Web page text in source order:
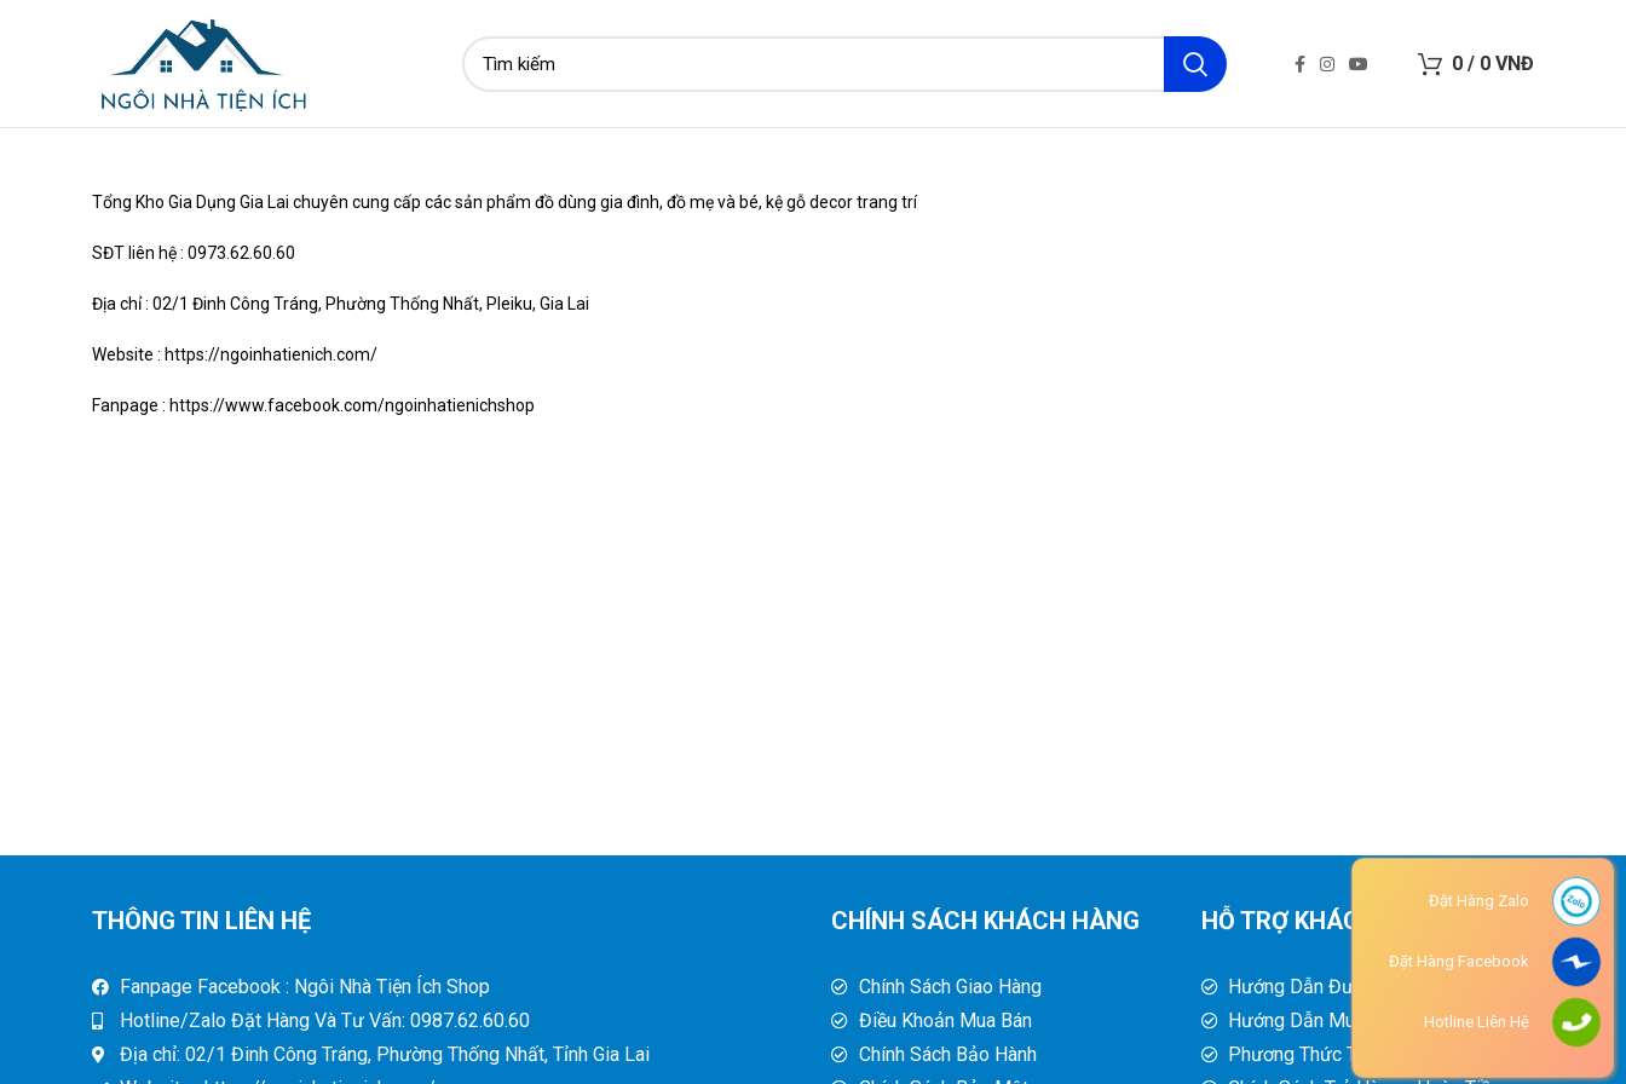
0 / 0 VNĐ
Tổng Kho Gia Dụng Gia Lai chuyên cung cấp các sản phẩm đồ dùng gia đình, đồ mẹ và bé, kệ gỗ decor trang trí
SĐT liên hệ : 0973.62.60.60
Địa chỉ : 02/1 Đinh Công Tráng, Phường Thống Nhất, Pleiku, Gia Lai
Website : https://ngoinhatienich.com/
Fanpage : https://www.facebook.com/ngoinhatienichshop
THÔNG TIN LIÊN HỆ
Fanpage Facebook : Ngôi Nhà Tiện Ích Shop
Hotline/Zalo Đặt Hàng Và Tư Vấn: 0987.62.60.60
Địa chỉ: 02/1 Đinh Công Tráng, Phường Thống Nhất, Tỉnh Gia Lai
CHÍNH SÁCH KHÁCH HÀNG
Chính Sách Giao Hàng
Điều Khoản Mua Bán
Chính Sách Bảo Hành
HỖ TRỢ KHÁCH HÀNG
Hướng Dẫn Đường Đi
Hướng Dẫn Mua Hàng
Phương Thức Thanh Toán
Đặt Hàng Zalo
Đặt Hàng Facebook
Hotline Liên Hệ